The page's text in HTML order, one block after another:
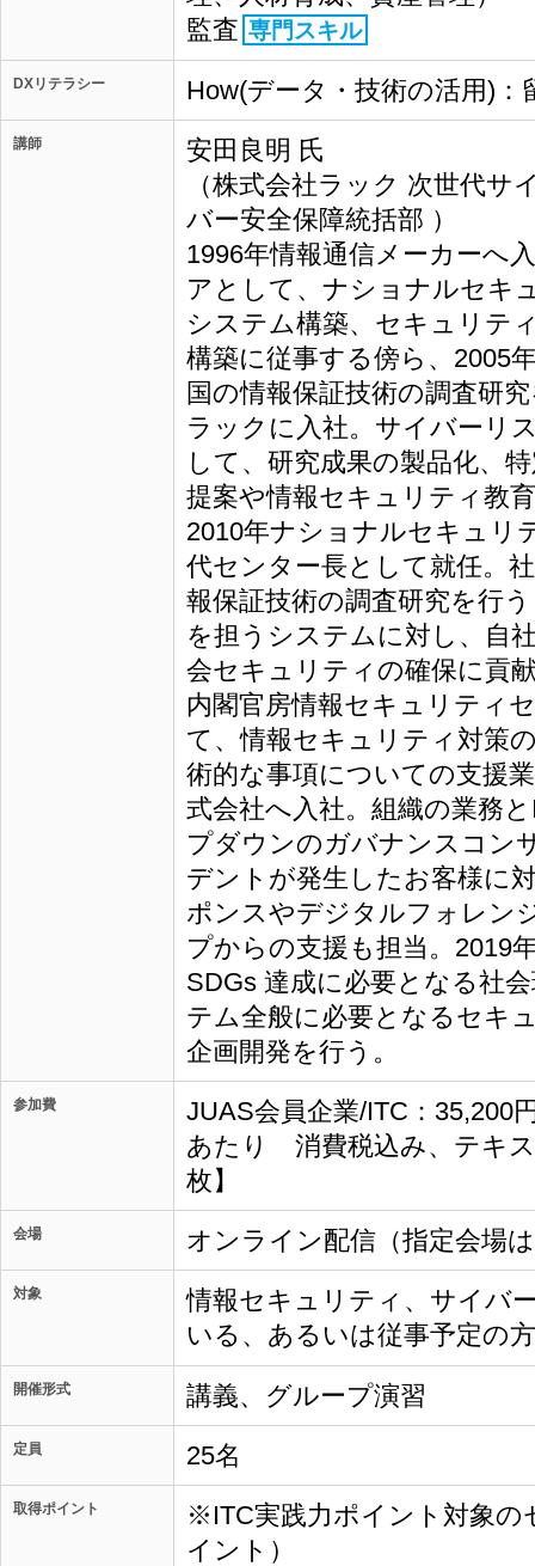
監査 専門スキル
DXリテラシー How(データ・技術の活用)：
講師
安田良明 氏
（株式会社ラック 次世代
バー安全保障統括部 ）
1996年情報通信メーカーへ
アとして、ナショナルセキ
システム構築、セキュリテ
構築に従事する傍ら、2005
国の情報保証技術の調査研
ラックに入社。サイバーリ
して、研究成果の製品化、
提案や情報セキュリティ教
2010年ナショナルセキュリ
代センター長として就任。
報保証技術の調査研究を行
を担うシステムに対し、自
会セキュリティの確保に貢
内閣官房情報セキュリティ
て、情報セキュリティ対策
術的な事項についての支援
式会社へ入社。組織の業務
プダウンのガバナンスコン
デントが発生したお客様に
ポンスやデジタルフォレン
プからの支援も担当。2019
SDGs 達成に必要となる社
テム全般に必要となるセキ
企画開発を行う。
参加費
JUAS会員企業/ITC：35,200
あたり 消費税込み、テキ
枚】
会場 オンライン配信（指定会場
対象
情報セキュリティ、サイバ
いる、あるいは従事予定の方
開催形式 講義、グループ演習
定員 25名
取得ポイント
※ITC実践力ポイント対象の
イント）